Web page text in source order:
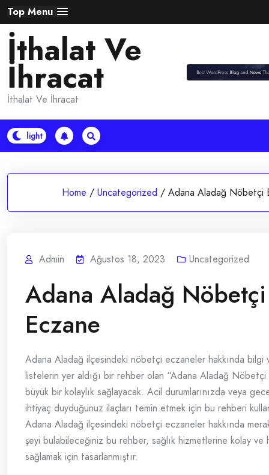
Skip
to
content
Top Menu
İthalat Ve
İhracat
İthalat Ve İhracat
Home / Uncategorized / Adana Aladağ Nöbetçi
Admin Ağustos 18, 2023 Uncategorized
Adana Aladağ Nöbetçi
Eczane
Adana Aladağ ilçesindeki nöbetçi eczaneler hakkında bilgi
listelerin yer aldığı bir rehber olan “Adana Aladağ
büyük bir kolaylık sağlayacak. Acil durumlarınızda veya
ihtiyaç duyduğunuz ilaçları temin etmek için bu rehberi
Adana Aladağ ilçesindeki nöbetçi eczaneler hakkında
şeyi bulabileceğiniz bu rehber, sağlık hizmetlerine kolay ve
sağlamak için tasarlanmıştır.